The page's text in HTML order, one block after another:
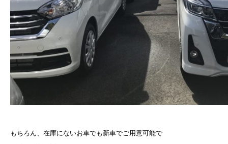
もちろん、在庫にないお車でも新車でご用意可能で